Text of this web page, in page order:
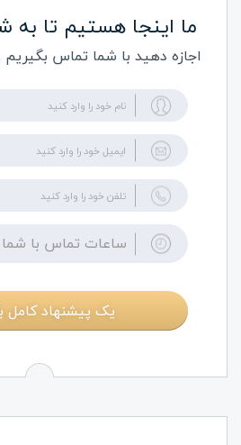
ما اینجا هستیم تا
اجازه دهید با شما تماس بگیریم
ساعات تماس با شما
یک پیشنهاد کامل